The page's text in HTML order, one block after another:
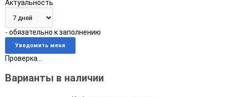
Актуальность
- обязательно к заполнению
Проверка...
Варианты в наличии